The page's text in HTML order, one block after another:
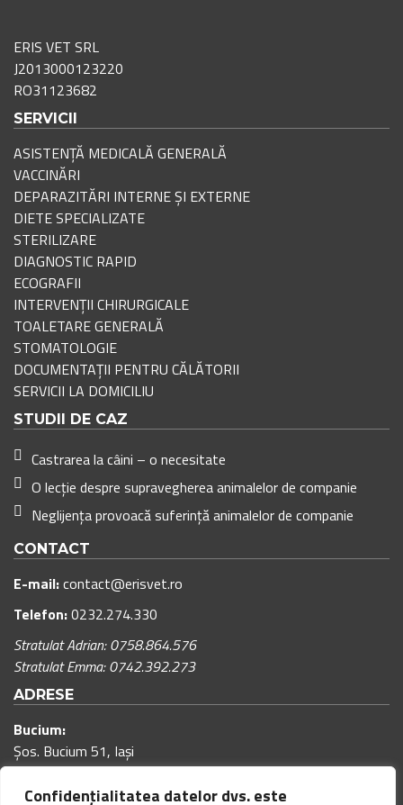
Confidențialitatea datelor dvs. este
ERIS VET SRL
J2013000123220
RO31123682
SERVICII
ASISTENȚĂ MEDICALĂ GENERALĂ
VACCINĂRI
DEPARAZITĂRI INTERNE ȘI EXTERNE
DIETE SPECIALIZATE
STERILIZARE
DIAGNOSTIC RAPID
ECOGRAFII
INTERVENȚII CHIRURGICALE
TOALETARE GENERALĂ
STOMATOLOGIE
DOCUMENTAȚII PENTRU CĂLĂTORII
SERVICII LA DOMICILIU
STUDII DE CAZ
Castrarea la câini – o necesitate
O lecție despre supravegherea animalelor de companie
Neglijența provoacă suferință animalelor de companie
CONTACT
E-mail:contact@erisvet.ro
Telefon:0232.274.330
Stratulat Adrian: 0758.864.576
Stratulat Emma: 0742.392.273
ADRESE
Bucium:
Șos. Bucium 51, Iași
00 00